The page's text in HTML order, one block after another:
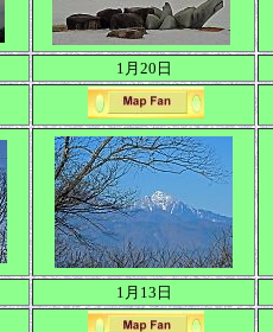
1月20日
1月13日